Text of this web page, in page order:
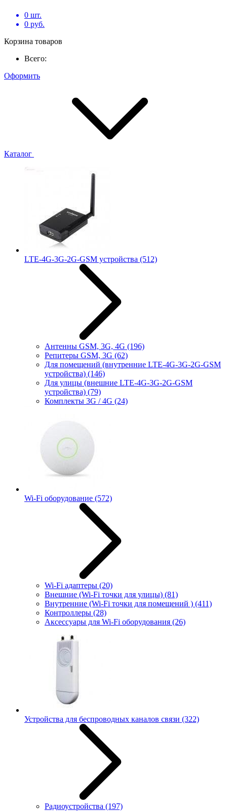
0 шт.
0 руб.
Корзина товаров
Всего:
Оформить
Каталог
LTE-4G-3G-2G-GSM устройства (512)
Антенны GSM, 3G, 4G (196)
Репитеры GSM, 3G (62)
Для помещений (внутренние LTE-4G-3G-2G-GSM
устройства) (146)
Для улицы (внешние LTE-4G-3G-2G-GSM
устройства) (79)
Комплекты 3G / 4G (24)
Wi-Fi оборудование (572)
Wi-Fi адаптеры (20)
Внешние (Wi-Fi точки для улицы) (81)
Внутренние (Wi-Fi точки для помещений ) (411)
Контроллеры (28)
Аксессуары для Wi-Fi оборудования (26)
Устройства для беспроводных каналов связи (322)
Радиоустройства (197)